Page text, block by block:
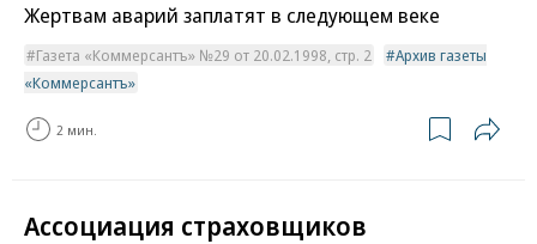
Жертвам аварий заплатят в следующем веке
Газета «Коммерсантъ» №29 от 20.02.1998, стр. 2
Архив газеты
«Коммерсантъ»
2 мин.
Ассоциация страховщиков